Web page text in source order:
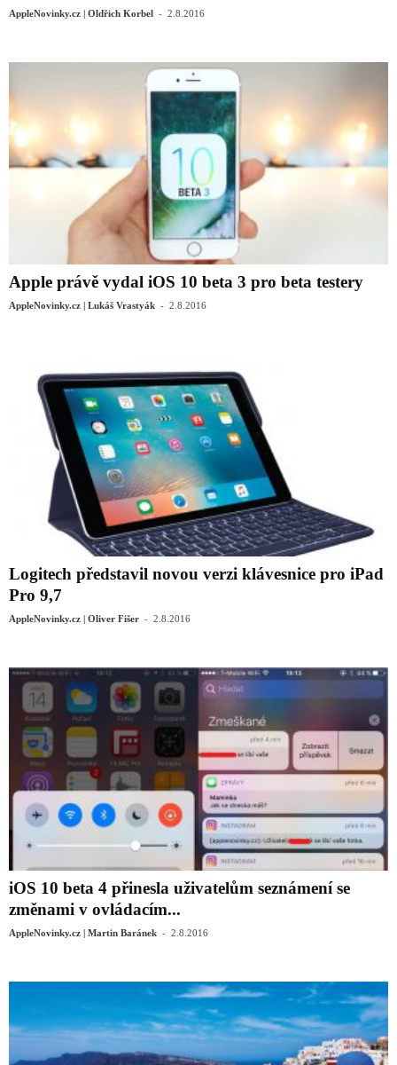
AppleNovinky.cz | Oldřich Korbel - 2.8.2016
Apple právě vydal iOS 10 beta 3 pro beta testery
AppleNovinky.cz | Lukáš Vrastyák - 2.8.2016
Logitech představil novou verzi klávesnice pro iPad
Pro 9,7
AppleNovinky.cz | Oliver Fišer - 2.8.2016
iOS 10 beta 4 přinesla uživatelům seznámení se
změnami v ovládacím...
AppleNovinky.cz | Martin Baránek - 2.8.2016